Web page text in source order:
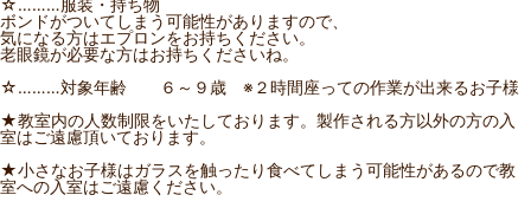
☆………服装・持ち物
ボンドがついてしまう可能性がありますので、
気になる方はエプロンをお持ちください。
老眼鏡が必要な方はお持ちくださいね。
☆………対象年齢 ６～９歳 ※２時間座っての作業が出来るお子様
★教室内の人数制限をいたしております。製作される方以外の方の入
室はご遠慮頂いております。
★小さなお子様はガラスを触ったり食べてしまう可能性があるので教
室への入室はご遠慮ください。